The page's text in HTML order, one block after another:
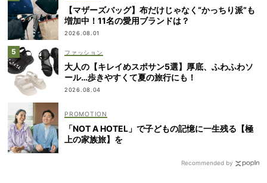
【マザーズバッグ】布だけじゃなく“かっちり派”も
増加中！11名の愛用ブランドは？
2026.08.01
ファッション
大人の【キレイめスポサン5選】厚底、ふわふわソ
ール…歩きやすくて夏の旅行にも！
2026.08.04
「NOT A HOTEL」で子どもの記憶に一生残る【極
上の家族旅】を
Recommended by